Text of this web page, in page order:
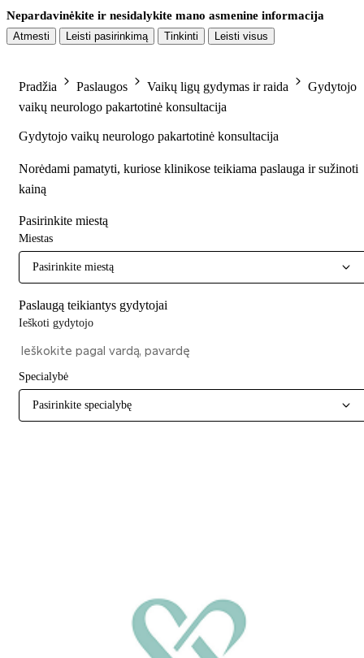
Nepardavinėkite ir nesidalykite mano asmenine informacija
Atmesti Leisti pasirinkimą Tinkinti Leisti visus
Pradžia Paslaugos Vaikų ligų gydymas ir raida
Gydytojo
vaikų neurologo pakartotinė konsultacija
Gydytojo vaikų neurologo pakartotinė konsultacija
Norėdami pamatyti, kuriose klinikose teikiama paslauga ir sužinoti
kainą
Pasirinkite miestą
Miestas
Pasirinkite miestą
Paslaugą teikiantys gydytojai
Ieškoti gydytojo
Specialybė
Pasirinkite specialybę